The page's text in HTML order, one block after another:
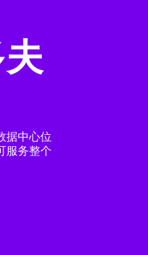
据中心位
服务整个